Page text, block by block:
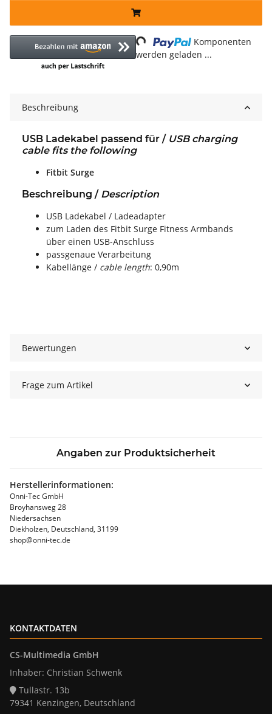
Loading...
Komponenten
werden geladen ...
Beschreibung
USB Ladekabel passend für / USB charging
cable fits the following
Fitbit Surge
Beschreibung / Description
USB Ladekabel / Ladeadapter
zum Laden des Fitbit Surge Fitness Armbands
über einen USB-Anschluss
passgenaue Verarbeitung
Kabellänge / cable length: 0,90m
Bewertungen
Frage zum Artikel
Angaben zur Produktsicherheit
Herstellerinformationen:
Onni-Tec GmbH
Broyhansweg 28
Niedersachsen
Diekholzen, Deutschland, 31199
shop@onni-tec.de
KONTAKTDATEN
CS-Multimedia GmbH
Inhaber: Christian Schwenk
Tullastr. 13b
79341 Kenzingen, Deutschland